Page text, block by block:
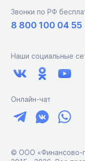
Звонки по РФ
8 800 100 04 55
Наши социальные
Онлайн-чат
© ООО «Финансово-